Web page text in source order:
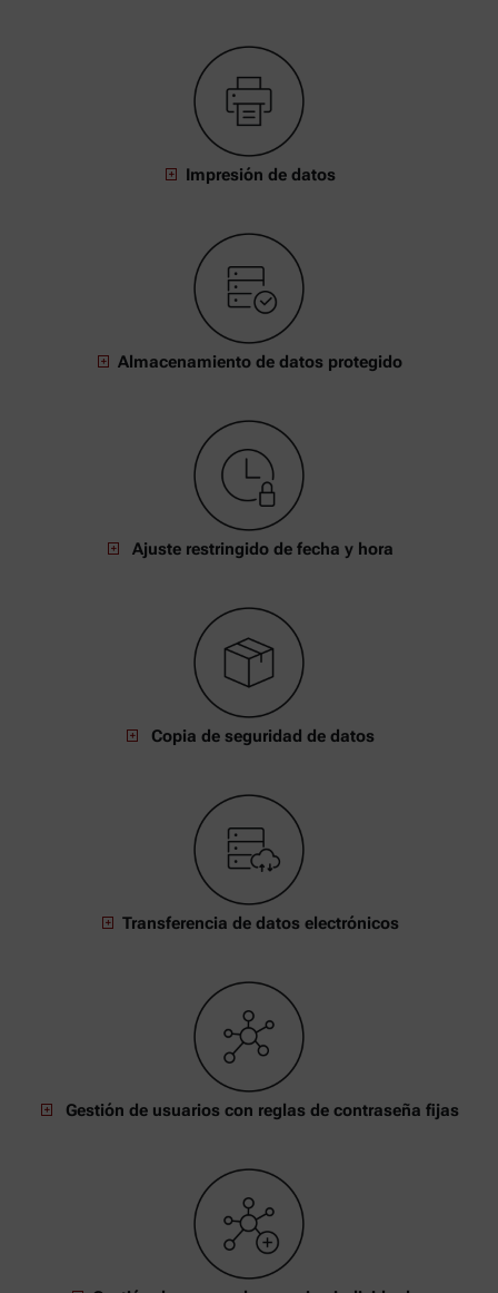
Impresión de datos
Almacenamiento de datos protegido
Ajuste restringido de fecha y hora
Copia de seguridad de datos
Transferencia de datos electrónicos
Gestión de usuarios con reglas de contraseña fijas